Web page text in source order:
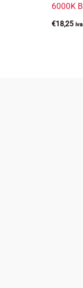
6000K
€18,25